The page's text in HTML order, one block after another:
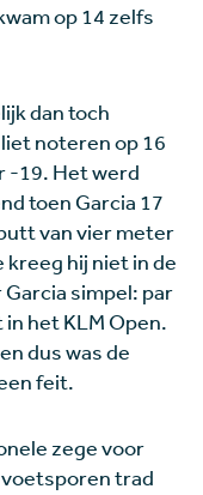
op 14 zelfs
dan toch
noteren op 16
-19. Het werd
toen Garcia 17
van vier meter
hij niet in de
simpel: par
het KLM Open.
dus was de
feit.
zege voor
voetsporen trad